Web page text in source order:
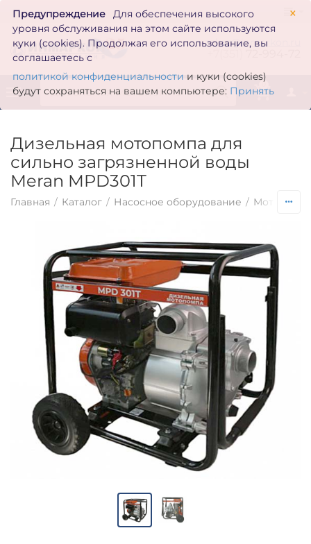
×
Предупреждение
Для обеспечения высокого
уровня обслуживания на этом сайте используются
куки (cookies). Продолжая его использование, вы
соглашаетесь с
политикой конфиденциальности и куки (cookies)
будут сохраняться на вашем компьютере: Принять
zakaz@inmarkon.ru
0
Дизельная мотопомпа для
сильно загрязненной воды
Meran MPD301T
Главная / Каталог / Насосное оборудование /